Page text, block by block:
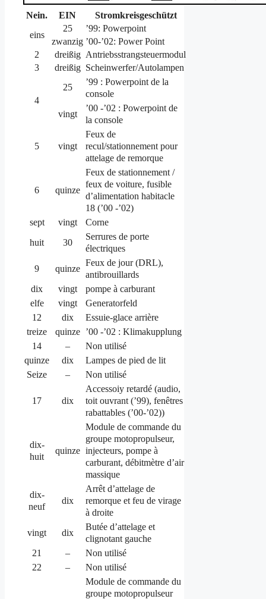
Nein. EIN
Stromkreisgeschützt
eins
25
’99: Powerpoint
zwanzig ’00-’02: Power Point
2
dreißig Antriebsstrangsteuermodul
3
dreißig Scheinwerfer/Autolampen
4
25
’99 : Powerpoint de la
console
vingt
’00 -’02 : Powerpoint de
la console
5 vingt
Feux de
recul/stationnement pour
attelage de remorque
6 quinze
Feux de stationnement /
feux de voiture, fusible
d’alimentation habitacle
18 (’00 -’02)
sept
vingt
Corne
huit
30
Serrures de porte
électriques
9 quinze
Feux de jour (DRL),
antibrouillards
dix
vingt
pompe à carburant
elfe
vingt
Generatorfeld
12
dix
Essuie-glace arrière
treize
quinze
’00 -’02 : Klimakupplung
14
–
Non utilisé
quinze
dix
Lampes de pied de lit
Seize
– Non utilisé
17 dix
Accessoiy retardé (audio,
toit ouvrant (’99), fenêtres
rabattables (’00-’02))
dix-
huit
quinze
Module de commande du
groupe motopropulseur,
injecteurs, pompe à
carburant, débitmètre d’air
massique
dix-
neuf
dix
Arrêt d’attelage de
remorque et feu de virage
à droite
vingt dix
Butée d’attelage et
clignotant gauche
21
–
Non utilisé
22
– Non utilisé
Module de commande du
groupe motopropulseur